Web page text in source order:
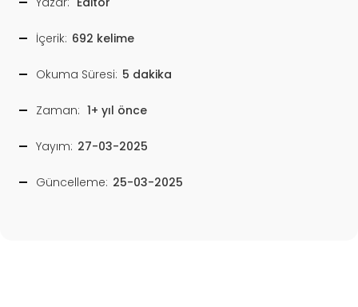
İçerik: 692 kelime
Okuma Süresi: 5 dakika
Zaman: 1+ yıl önce
Yayım: 27-03-2025
Güncelleme: 25-03-2025